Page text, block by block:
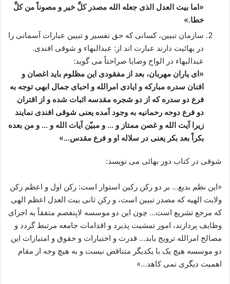
«اما بیت العدل الذی جعله الله مصدر کلِّ خیر و مصوناً من کلِّ
خطا.»
سازمان تبیین، کسانی که حق تفسیر و تبیین عبارات آسمانی را
در بهائیت دارند عبارت اند از: عبدالبهاء و شوقی افندی.
عبدالبهاء در الواح وصایا صراحتاً می گوید:
«ای یاران مهربان، بعد از مفقودی این مظلوم باید اغصان و
افنان سدره مبارکه و ایادی امرالله و احبای جمال ابهی توجه به
فرع دو سدره که از دو شجره مقدسه اثبات شده و از اقتران
دو فرع دوحه رحمانیه به وجود آمده یعنی شوقی افندی نمایند
زیرا آیت الله و غصن ممتاز و … و مبیّن آیات الله و … و من بعده
بکراً بعد بکر یعنی در سلاله او و فرع مقدس…»
شوقی در کتاب دور بهائی می نویسد:
«این نظم بدیع… بر دو رکن رکین استوار است: رکن اول و اعظم رکن
ولایت الهیه که مصدر تبیین است، و رکن ثانی بیت العدل اعظم الهی
که مرجع تشریع است… چون این دو موسسه لایِنفصم متفقاً به اجرای
وظایف پردازند، امور تمشیت پذیرد و اقدامات جامعه مرتبط گردد و
مصالح امرالله ترویج یابد… قدرت و اختیارات و حقوق و امتیازات این
دو موسسه هیچ یک با یکدیگر متناقض نیست و به هیچ وجه از مقام
اهمیت دیگری نمی کاهد…»